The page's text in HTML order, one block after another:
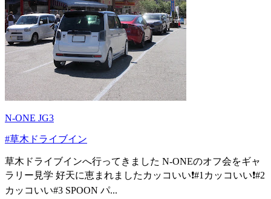
N-ONE JG3
#草木ドライブイン
草木ドライブインへ行ってきました N-ONEのオフ会をギャ
ラリー見学 好天に恵まれましたカッコいい❗️#1カッコいい❗️#2
カッコいい#3 SPOON パ...